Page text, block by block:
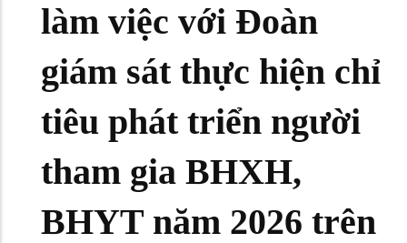
làm việc với Đoàn
giám sát thực hiện chỉ
tiêu phát triển người
tham gia BHXH,
BHYT năm 2026 trên